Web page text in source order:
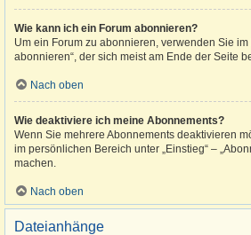
Wie kann ich ein Forum abonnieren?
Um ein Forum zu abonnieren, verwenden Sie im
abonnieren“, der sich meist am Ende der Seite
Nach oben
Wie deaktiviere ich meine Abonnements?
Wenn Sie mehrere Abonnements deaktivieren
im persönlichen Bereich unter „Einstieg“ –
machen.
Nach oben
Dateianhänge